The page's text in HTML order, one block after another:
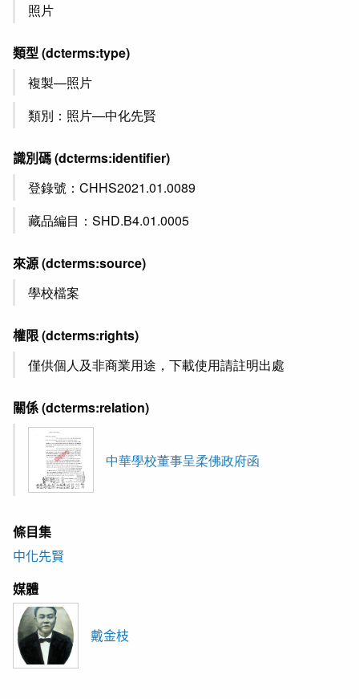
照片
類型(dcterms:type)
複製—照片
類別：照片—中化先賢
識別碼(dcterms:identifier)
登錄號：CHHS2021.01.0089
藏品編目：SHD.B4.01.0005
來源(dcterms:source)
學校檔案
權限(dcterms:rights)
僅供個人及非商業用途，下載使用請註明出處
關係(dcterms:relation)
中華學校董事呈柔佛政府函
條目集
中化先賢
媒體
戴金枝